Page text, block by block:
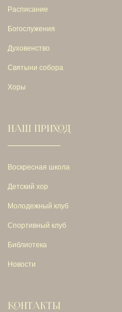
Расписание
Богослужения
Духовенство
Святыни собора
Хоры
НАШ ПРИХОД
Воскресная школа
Детский хор
Молодежный клуб
Спортивный клуб
Библиотека
Новости
КОНТАКТЫ